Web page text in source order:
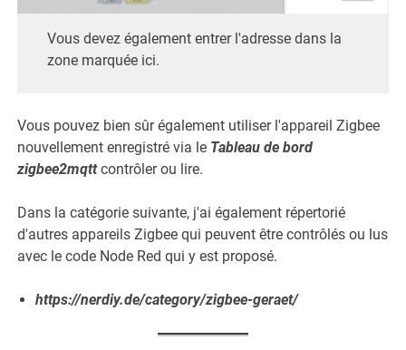
Vous devez également entrer l'adresse dans la
zone marquée ici.
Vous pouvez bien sûr également utiliser l'appareil Zigbee
nouvellement enregistré via le Tableau de bord
zigbee2mqttcontrôler ou lire.
Dans la catégorie suivante, j'ai également répertorié
d'autres appareils Zigbee qui peuvent être contrôlés ou lus
avec le code Node Red qui y est proposé.
https://nerdiy.de/category/zigbee-geraet/